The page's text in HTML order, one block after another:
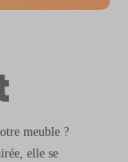
meuble ?
elle se